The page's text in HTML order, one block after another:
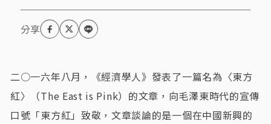
二○一六年八月，《經濟學人》發表了一篇名為〈東方
紅〉（The East is Pink）的文章，向毛澤東時代的宣傳
口號「東方紅」致敬，文章談論的是一個在中國新興的